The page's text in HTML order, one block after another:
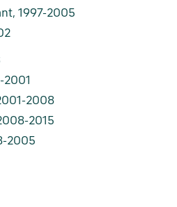
1997-2005
2001
2008
2015
2005